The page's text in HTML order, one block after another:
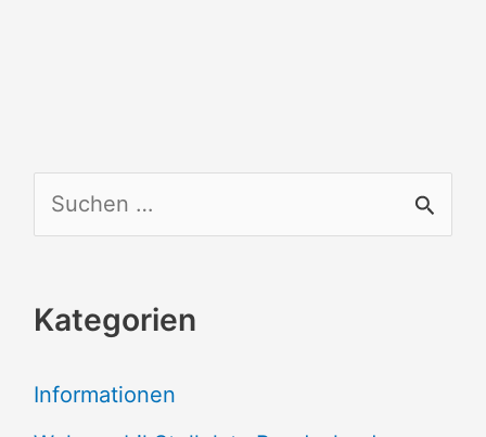
u
h
n
Kategorien
Informationen